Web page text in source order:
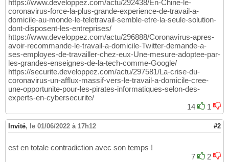
https://www.developpez.com/actu/292438/En-Chine-le-
coronavirus-force-la-plus-grande-experience-de-travail-a-
domicile-au-monde-le-teletravail-semble-etre-la-seule-solution-
dont-disposent-les-entreprises/
https://www.developpez.com/actu/296888/Coronavirus-apres-
avoir-recommande-le-travail-a-domicile-Twitter-demande-a-
ses-employes-de-travailler-chez-eux-Une-mesure-adoptee-par-
les-grandes-enseignes-de-la-tech-comme-Google/
https://securite.developpez.com/actu/297581/La-crise-du-
coronavirus-un-afflux-massif-vers-le-travail-a-domicile-cree-
une-opportunite-pour-les-pirates-informatiques-selon-des-
experts-en-cybersecurite/
14
1
Invité, le 01/06/2022 à 17h12 #2
est en totale contradiction avec son temps !
7
2